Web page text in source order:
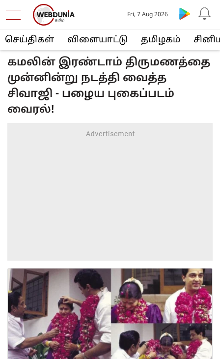
செய்திகள் விளையா‌ட்டு த‌மிழக‌ம்
Fri, 7 Aug 2026
கமலின் இரண்டாம் திருமணத்தை
முன்னின்று நடத்தி வைத்த
சிவாஜி - பழைய புகைப்படம்
வைரல்!